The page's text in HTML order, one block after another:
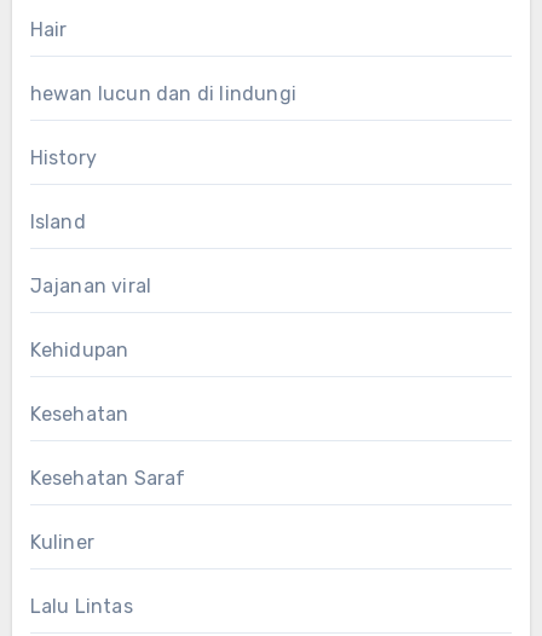
Hair
hewan lucun dan di lindungi
History
Island
Jajanan viral
Kehidupan
Kesehatan
Kesehatan Saraf
Kuliner
Lalu Lintas